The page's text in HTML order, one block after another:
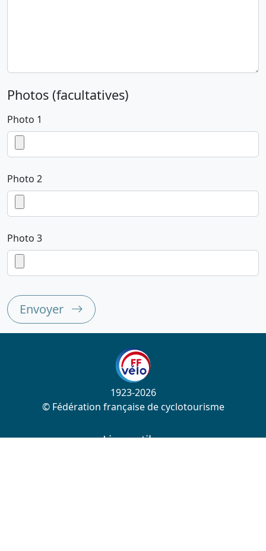
Photos (facultatives)
Photo 1
Photo 2
Photo 3
Envoyer
1923-2026
© Fédération française de cyclotourisme
Liens utiles